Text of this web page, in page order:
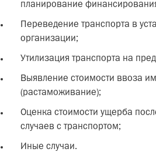
планирование
Переведение транспорта в
организации;
Утилизация транспорта на
Выявление стоимости ввоза
(растаможивание);
Оценка стоимости ущерба
случаев с транспортом;
Иные случаи.